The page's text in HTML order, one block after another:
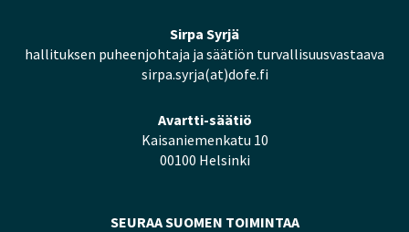
Sirpa Syrjä
hallituksen puheenjohtaja ja säätiön turvallisuusvastaava
sirpa.syrja(at)dofe.fi
Avartti-säätiö
Kaisaniemenkatu 10
00100 Helsinki
SEURAA SUOMEN TOIMINTAA